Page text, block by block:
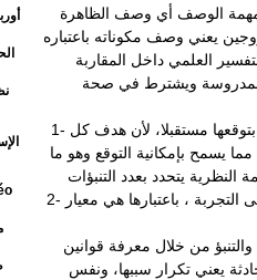
مهمة الوصف أي وصف الظاهرة
يعني وصف مكوناته باعتباره
العلمي داخل المقاربة
ويشترط في صحة
1- معرفة الأسباب الحقيقة لحدوث الظاهرة والتي تسمح بتوقعها مستقبلا، لأن هدف كل
يسمح بإمكانية التوقع وهو ما
2- أن يكون التفسير قابلا للاختبار وهو ما يعني الاحتكاك إلى التجربة ، باعتبارها هي معيار
والتنبؤ من خلال معرفة قوانين
يعني تكرار سببها، ونفس